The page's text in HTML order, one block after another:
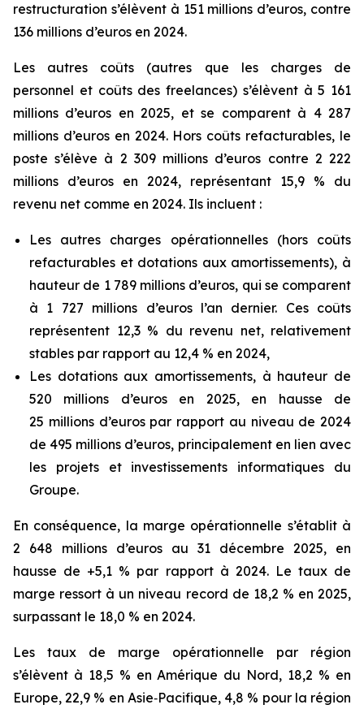
restructuration s’élèvent à 151 millions d’euros, contre
136 millions d’euros en 2024.
Les autres coûts (autres que les charges de
personnel et coûts des freelances) s’élèvent à 5 161
millions d’euros en 2025, et se comparent à 4 287
millions d’euros en 2024. Hors coûts refacturables, le
poste s’élève à 2 309 millions d’euros contre 2 222
millions d’euros en 2024, représentant 15,9 % du
revenu net comme en 2024. Ils incluent :
Les autres charges opérationnelles (hors coûts
refacturables et dotations aux amortissements), à
hauteur de 1 789 millions d’euros, qui se comparent
à 1 727 millions d’euros l’an dernier. Ces coûts
représentent 12,3 % du revenu net, relativement
stables par rapport au 12,4 % en 2024,
Les dotations aux amortissements, à hauteur de
520 millions d’euros en 2025, en hausse de
25 millions d’euros par rapport au niveau de 2024
de 495 millions d’euros, principalement en lien avec
les projets et investissements informatiques du
Groupe.
En conséquence, la marge opérationnelle s’établit à
2 648 millions d’euros au 31 décembre 2025, en
hausse de +5,1 % par rapport à 2024. Le taux de
marge ressort à un niveau record de 18,2 % en 2025,
surpassant le 18,0 % en 2024.
Les taux de marge opérationnelle par région
s’élèvent à 18,5 % en Amérique du Nord, 18,2 % en
Europe, 22,9 % en Asie‑Pacifique, 4,8 % pour la région